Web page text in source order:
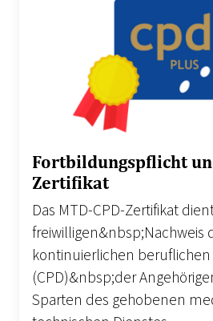
Fortbildungspflicht
Zertifikat
Das MTD-CPD-Zertifikat
freiwilligen&nbsp;Nachweis
kontinuierlichen
(CPD)&nbsp;der
Sparten des gehobenen